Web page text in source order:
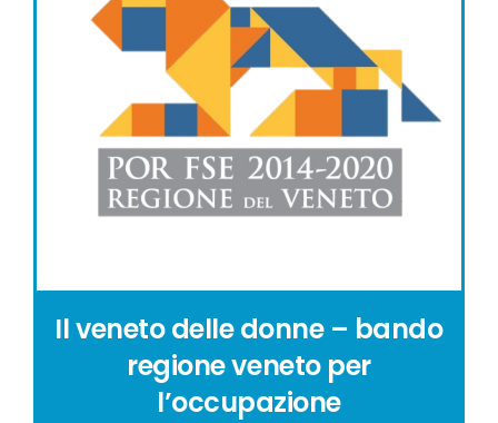
Il veneto delle donne – bando
regione veneto per
l’occupazione